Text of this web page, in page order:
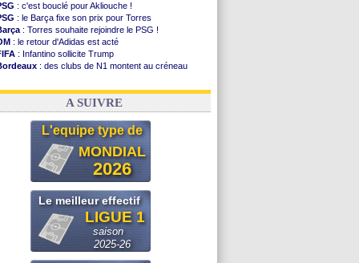
: c'est bouclé pour Akliouche !
: le Barça fixe son prix pour Torres
: Torres souhaite rejoindre le PSG !
: le retour d'Adidas est acté
: Infantino sollicite Trump
: des clubs de N1 montent au créneau
: le démenti de Leipzig pour Diomandé
A SUIVRE
L'equipe type de
MONDIAL
2026
Le meilleur effectif
LIGUE 1
saison
2025-26